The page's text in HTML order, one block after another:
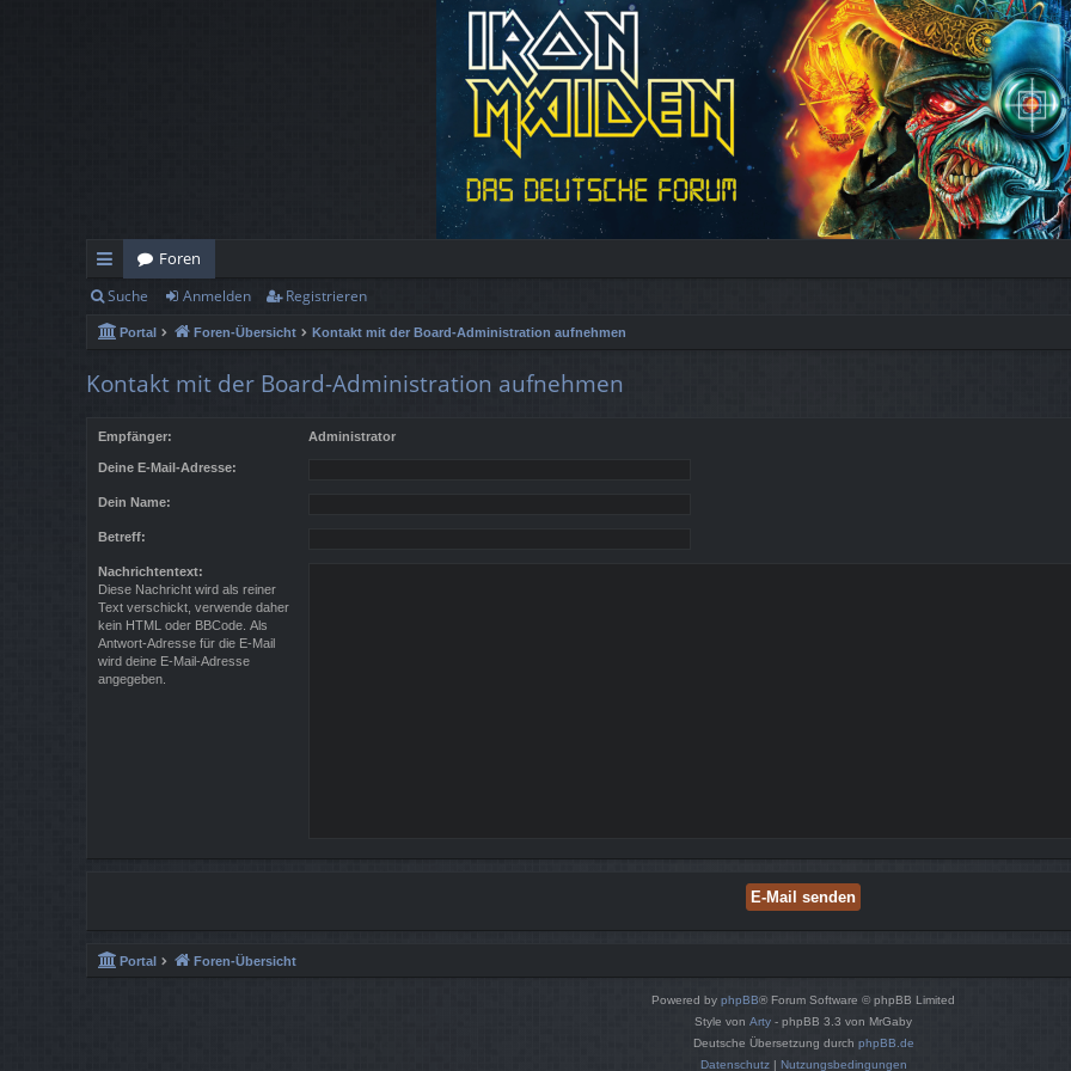
ch
ne
llz
f
Foren
Suche Anmelden Registrieren
Portal Foren-Übersicht Kontakt mit der Board-Administration aufnehmen
Kontakt mit der Board-Administration aufnehmen
Empfänger: Administrator
Deine E-Mail-Adresse:
Dein Name:
Betreff:
Nachrichtentext:
Diese Nachricht wird als reiner
Text verschickt, verwende daher
kein HTML oder BBCode. Als
Antwort-Adresse für die E-Mail
wird deine E-Mail-Adresse
angegeben.
Portal Foren-Übersicht
Powered by phpBB® Forum Software © phpBB Limited
Style von Arty - phpBB 3.3 von MrGaby
Deutsche Übersetzung durch phpBB.de
Datenschutz| Nutzungsbedingungen